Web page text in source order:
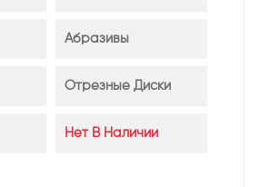
Абразивы
Отрезные Диски
Нет В Наличии